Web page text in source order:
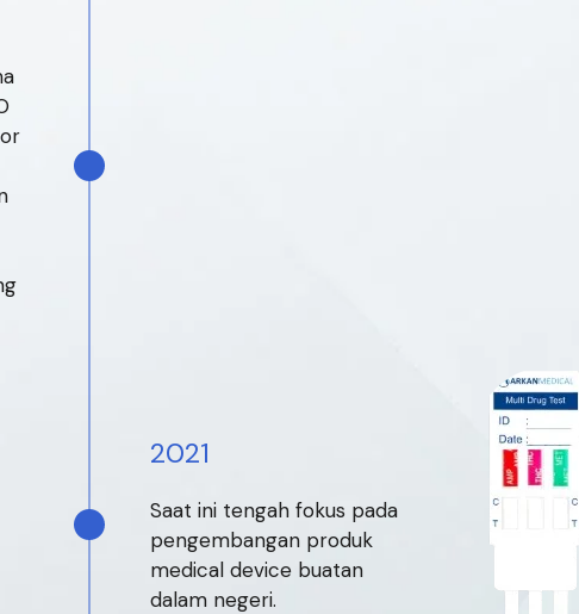
2021
Saat ini tengah fokus pada
pengembangan produk
medical device buatan
dalam negeri.